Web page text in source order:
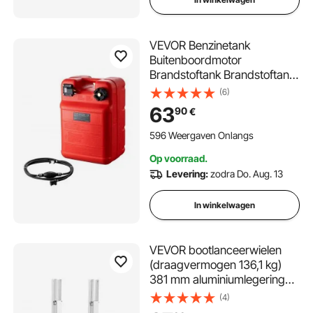
VEVOR Benzinetank
Buitenboordmotor
Brandstoftank Brandstoftank
24L met slang(6)
6390€
596 Weergaven Onlangs
Op voorraad.
Levering:zodra Do. Aug. 13
In winkelwagen
VEVOR bootlanceerwielen
(draagvermogen 136,1 kg)
381 mm aluminiumlegering
spiegelwiel met opblaasbare
rubberbanden, inklapbare
(4)